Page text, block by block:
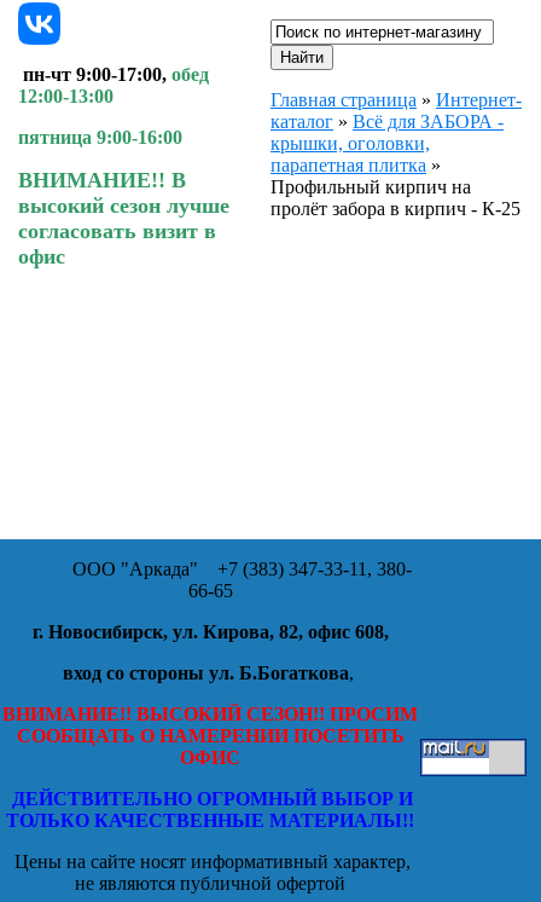
пн-чт 9:00-17:00, обед
12:00-13:00
пятница 9:00-16:00
ВНИМАНИЕ!! В
высокий сезон лучше
согласовать визит в
офис
Главная страница » Интернет-
каталог » Всё для ЗАБОРА -
крышки, оголовки,
парапетная плитка »
Профильный кирпич на
пролёт забора в кирпич - К-25
ООО "Аркада" +7 (383) 347-33-11, 380-
66-65
г. Новосибирск, ул. Кирова, 82, офис 608,
вход со стороны ул. Б.Богаткова,
ВНИМАНИЕ!! ВЫСОКИЙ СЕЗОН!! ПРОСИМ
СООБЩАТЬ О НАМЕРЕНИИ ПОСЕТИТЬ
ОФИС
ДЕЙСТВИТЕЛЬНО ОГРОМНЫЙ ВЫБОР И
ТОЛЬКО КАЧЕСТВЕННЫЕ МАТЕРИАЛЫ!!
Цены на сайте носят информативный характер,
не являются публичной офертой